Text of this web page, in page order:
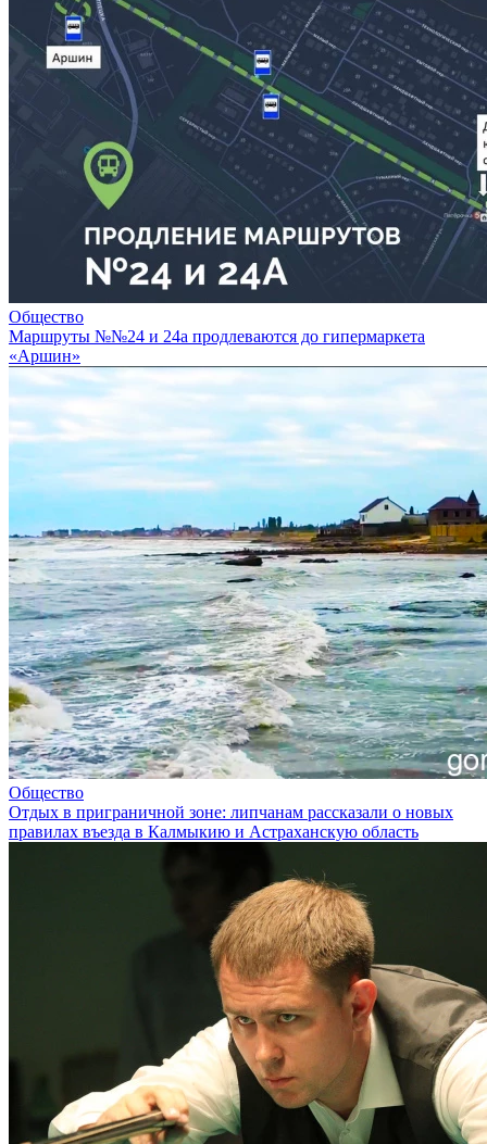
Общество
Маршруты №№24 и 24а продлеваются до гипермаркета
«Аршин»
Общество
Отдых в приграничной зоне: липчанам рассказали о новых
правилах въезда в Калмыкию и Астраханскую область